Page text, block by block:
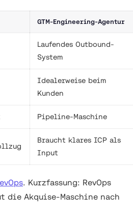
GTM-Engineering-Agentur
Laufendes Outbound-
System
Idealerweise beim
Kunden
Pipeline-Maschine
Braucht klares ICP als
Input
. Kurzfassung: RevOps
die Akquise-Maschine nach